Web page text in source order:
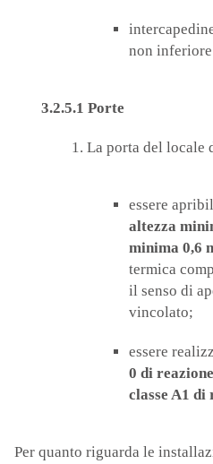
non inferiore
3.2.5.1 Porte
1. La porta del locale
essere
altezza
minima 0,6
termica
il senso di
vincolato;
essere
0 di
classe A1 di
Per quanto riguarda le